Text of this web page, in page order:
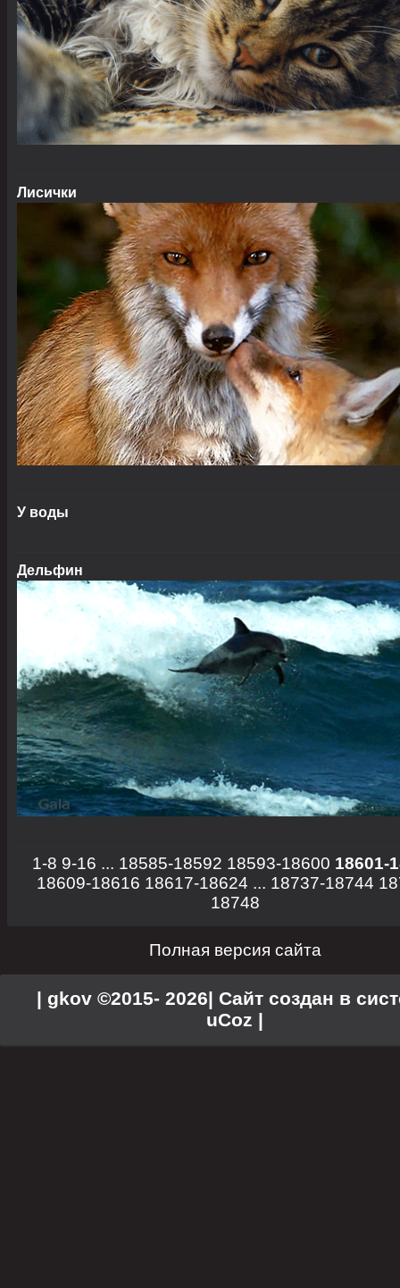
Лисички
У воды
Дельфин
1-8 9-16 ... 18585-18592 18593-18600 18601-
18609-18616 18617-18624 ... 18737-18744
18748
Полная версия сайта
| gkov ©2015- 2026| Сайт создан в
uCoz |